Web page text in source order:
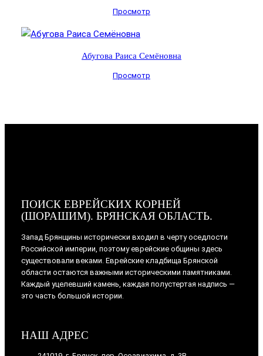
Просмотр
Абугова Раиса Семёновна
Просмотр
ПОИСК ЕВРЕЙСКИХ КОРНЕЙ
(ШОРАШИМ). БРЯНСКАЯ ОБЛАСТЬ.
Запад Брянщины исторически входил в черту оседлости
Российской империи, поэтому еврейские общины здесь
существовали веками. Еврейские кладбища Брянской
области остаются важными историческими памятниками.
Каждый уцелевший камень, каждая полустертая надпись —
это часть большой истории.
НАШ АДРЕС